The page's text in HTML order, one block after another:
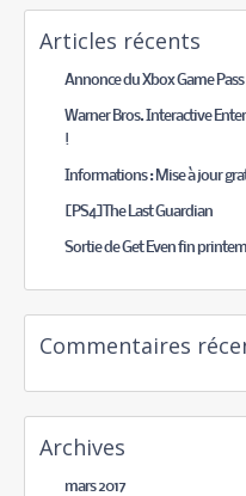
Articles récents
Annonce du Xbox Game Pass
Warner Bros. Interactive
!
Informations : Mise à jour
[PS4]The Last Guardian
Sortie de Get Even fin
Commentaires
Archives
mars 2017